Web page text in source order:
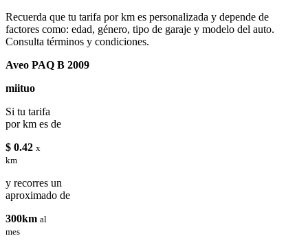
Recuerda que tu tarifa por km es personalizada y depende de
factores como: edad, género, tipo de garaje y modelo del auto.
Consulta términos y condiciones.
Aveo PAQ B 2009
miituo
Si tu tarifa
por km es de
$ 0.42 x
km
y recorres un
aproximado de
300km al
mes